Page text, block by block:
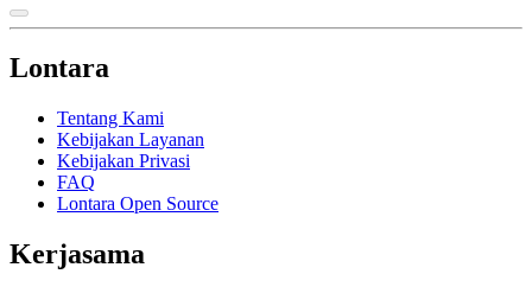
Lontara
Tentang Kami
Kebijakan Layanan
Kebijakan Privasi
FAQ
Lontara Open Source
Kerjasama